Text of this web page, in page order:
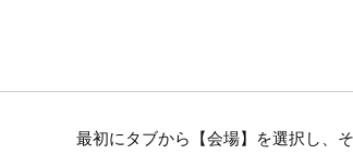
最初にタブから【会場】を選択し、